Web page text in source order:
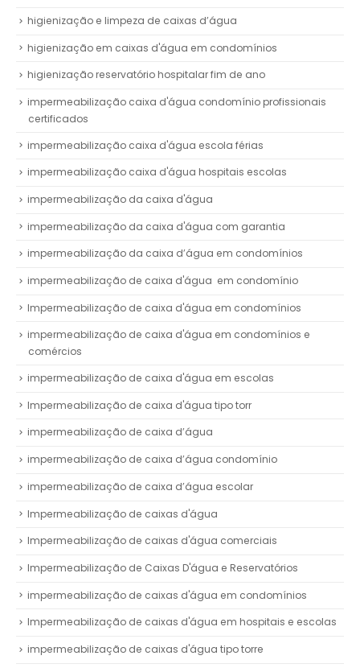
higienização e limpeza de caixas d’água
higienização em caixas d'água em condomínios
higienização reservatório hospitalar fim de ano
impermeabilização caixa d'água condomínio profissionais
certificados
impermeabilização caixa d'água escola férias
impermeabilização caixa d'água hospitais escolas
impermeabilização da caixa d'água
impermeabilização da caixa d'água com garantia
impermeabilização da caixa d’água em condomínios
impermeabilização de caixa d'água em condomínio
Impermeabilização de caixa d'água em condomínios
impermeabilização de caixa d'água em condomínios e
comércios
impermeabilização de caixa d'água em escolas
Impermeabilização de caixa d'água tipo torr
impermeabilização de caixa d’água
impermeabilização de caixa d’água condomínio
impermeabilização de caixa d’água escolar
Impermeabilização de caixas d'água
Impermeabilização de caixas d'água comerciais
Impermeabilização de Caixas D'água e Reservatórios
impermeabilização de caixas d'água em condomínios
Impermeabilização de caixas d'água em hospitais e escolas
impermeabilização de caixas d'água tipo torre